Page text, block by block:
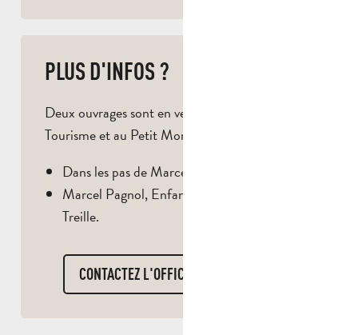
PLUS D'INFOS ?
Deux ouvrages sont en vente à l’Office de
Tourisme et au Petit Monde de Marcel Pagnol :
Dans les pas de Marcel Pagnol,
Marcel Pagnol, Enfant d’Aubagne et de la
Treille.
CONTACTEZ L'OFFICE DE TOURISME